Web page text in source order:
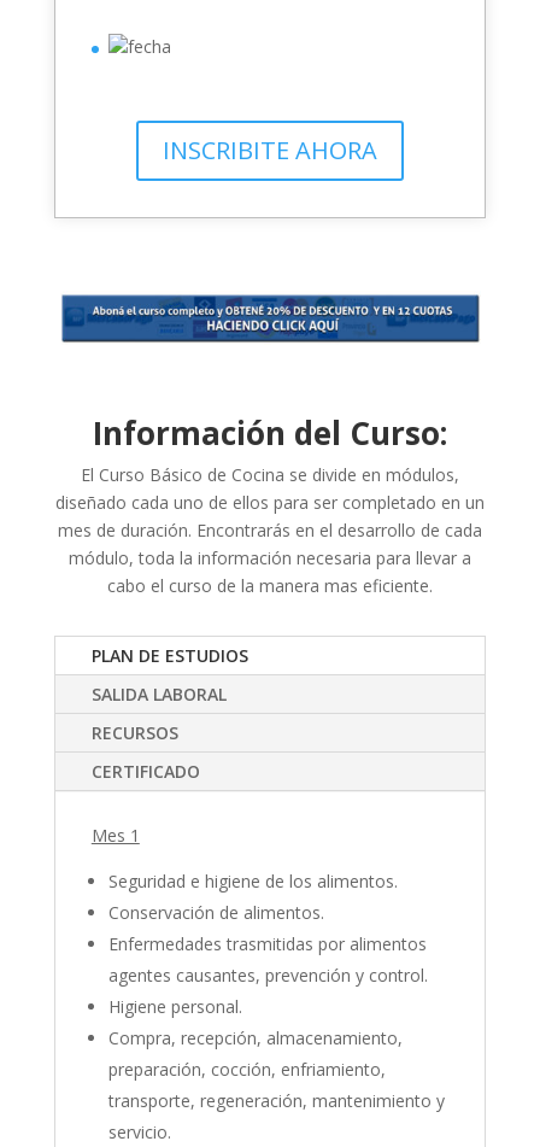
INSCRIBITE AHORA
Información del Curso:
El Curso Básico de Cocina se divide en módulos,
diseñado cada uno de ellos para ser completado en un
mes de duración. Encontrarás en el desarrollo de cada
módulo, toda la información necesaria para llevar a
cabo el curso de la manera mas eficiente.
PLAN DE ESTUDIOS
SALIDA LABORAL
RECURSOS
CERTIFICADO
Mes 1
Seguridad e higiene de los alimentos.
Conservación de alimentos.
Enfermedades trasmitidas por alimentos
agentes causantes, prevención y control.
Higiene personal.
Compra, recepción, almacenamiento,
preparación, cocción, enfriamiento,
transporte, regeneración, mantenimiento y
servicio.